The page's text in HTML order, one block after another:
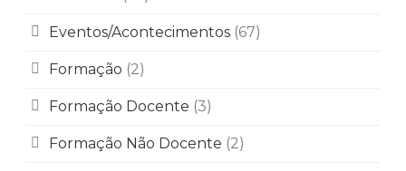
Eventos/Acontecimentos (67)
Formação (2)
Formação Docente (3)
Formação Não Docente (2)